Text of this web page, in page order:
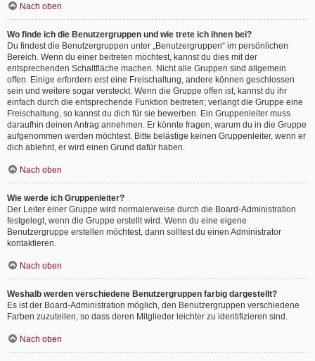
Nach oben
Wo finde ich die Benutzergruppen und wie trete ich ihnen bei?
Du findest die Benutzergruppen unter „Benutzergruppen“ im persönlichen
Bereich. Wenn du einer beitreten möchtest, kannst du dies mit der
entsprechenden Schaltfläche machen. Nicht alle Gruppen sind allgemein
offen. Einige erfordern erst eine Freischaltung, andere können geschlossen
sein und weitere sogar versteckt. Wenn die Gruppe offen ist, kannst du ihr
einfach durch die entsprechende Funktion beitreten; verlangt die Gruppe eine
Freischaltung, so kannst du dich für sie bewerben. Ein Gruppenleiter muss
daraufhin deinen Antrag annehmen. Er könnte fragen, warum du in die Gruppe
aufgenommen werden möchtest. Bitte belästige keinen Gruppenleiter, wenn er
dich ablehnt, er wird einen Grund dafür haben.
Nach oben
Wie werde ich Gruppenleiter?
Der Leiter einer Gruppe wird normalerweise durch die Board-Administration
festgelegt, wenn die Gruppe erstellt wird. Wenn du eine eigene
Benutzergruppe erstellen möchtest, dann solltest du einen Administrator
kontaktieren.
Nach oben
Weshalb werden verschiedene Benutzergruppen farbig dargestellt?
Es ist der Board-Administration möglich, den Benutzergruppen verschiedene
Farben zuzuteilen, so dass deren Mitglieder leichter zu identifizieren sind.
Nach oben